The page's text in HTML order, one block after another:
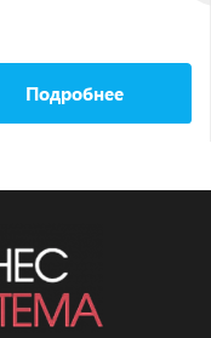
Подробнее